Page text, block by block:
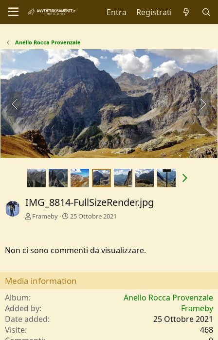
Entra Registrati
Anello Rocca Provenzale
IMG_8814-FullSizeRender.jpg
Frameby 25 Ottobre 2021
Non ci sono commenti da visualizzare.
Media information
Album
Anello Rocca Provenzale
Added by
Frameby
Date added
25 Ottobre 2021
Visite
468